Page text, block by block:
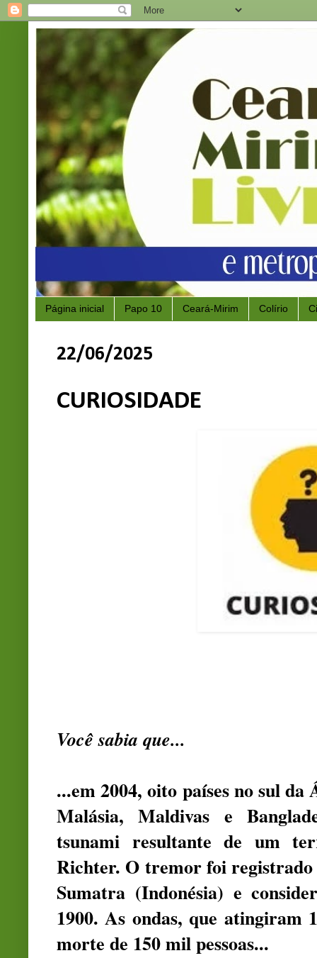
Página inicial Papo 10 Ceará-Mirim Colírio
22/06/2025
CURIOSIDADE
Você sabia que...
...em 2004, oito países no sul
Malásia, Maldivas e
tsunami resultante de um
Richter. O tremor foi registrado
Sumatra (Indonésia) e
1900. As ondas, que atingiram
morte de 150 mil pessoas...